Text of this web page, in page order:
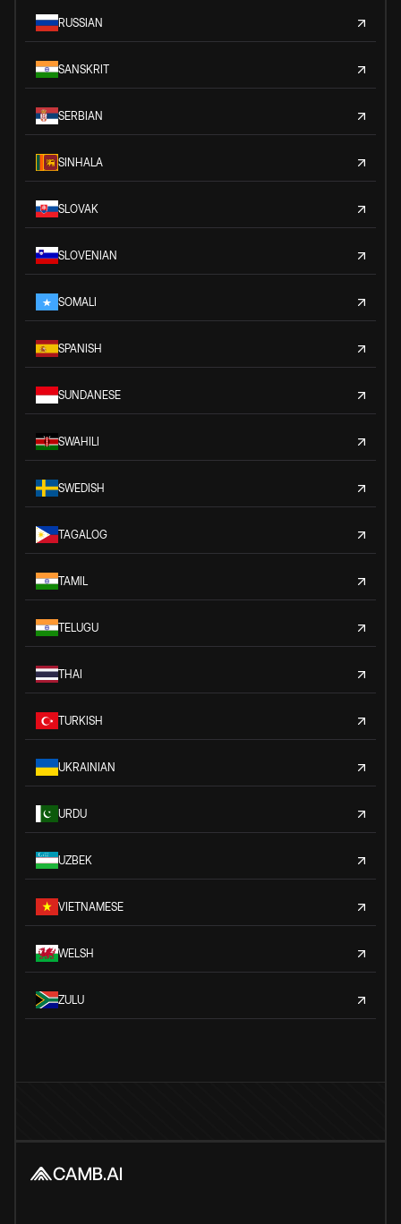
RUSSIAN
SANSKRIT
SERBIAN
SINHALA
SLOVAK
SLOVENIAN
SOMALI
SPANISH
SUNDANESE
SWAHILI
SWEDISH
TAGALOG
TAMIL
TELUGU
THAI
TURKISH
UKRAINIAN
URDU
UZBEK
VIETNAMESE
WELSH
ZULU